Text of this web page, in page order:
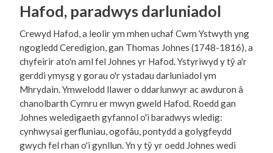
Hafod, paradwys darluniadol
Crewyd Hafod, a leolir ym mhen uchaf Cwm Ystwyth yng
ngogledd Ceredigion, gan Thomas Johnes (1748-1816), a
chyfeirir ato'n aml fel Johnes yr Hafod. Ystyriwyd y tŷ a'r
gerddi ymysg y gorau o'r ystadau darluniadol ym
Mhrydain. Ymwelodd llawer o ddarlunwyr ac awduron â
chanolbarth Cymru er mwyn gweld Hafod. Roedd gan
Johnes weledigaeth gyfannol o'i baradwys wledig:
cynhwysai gerfluniau, ogofâu, pontydd a golygfeydd
gwych fel rhan o'i gynllun. Yn y tŷ yr oedd Johnes wedi